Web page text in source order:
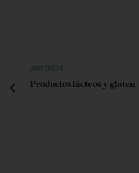
ANTERIOR
Productos lácteos y gluten